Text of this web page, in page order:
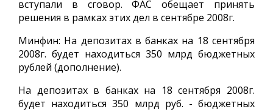
вступали в сговор. ФАС обещает принять
решения в рамках этих дел в сентябре 2008г.
Минфин: На депозитах в банках на 18 сентября
2008г. будет находиться 350 млрд бюджетных
рублей (дополнение).
На депозитах в банках на 18 сентября 2008г.
будет находиться 350 млрд руб. - бюджетных